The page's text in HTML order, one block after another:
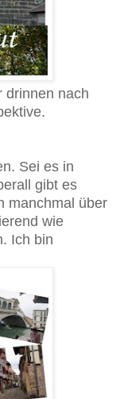
drinnen nach
Sei es in
gibt es
manchmal über
wie
Ich bin